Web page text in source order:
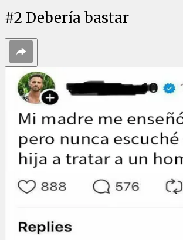
#2 Debería bastar